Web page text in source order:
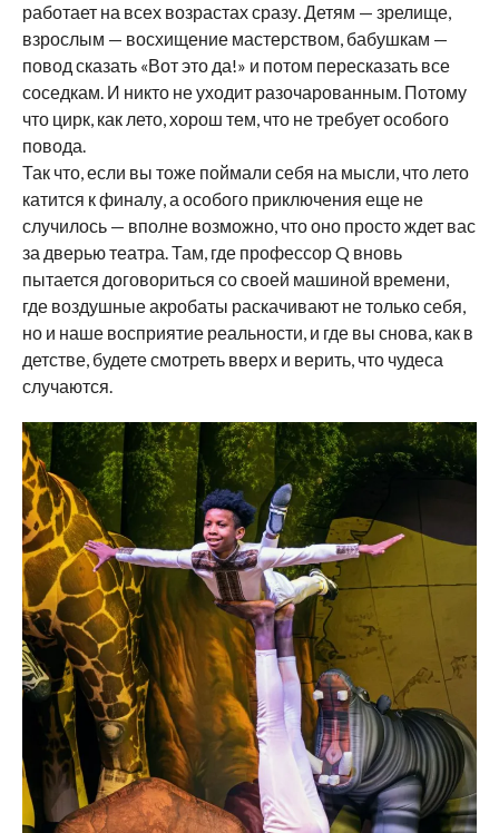
работает на всех возрастах сразу. Детям — зрелище,
взрослым — восхищение мастерством, бабушкам —
повод сказать «Вот это да!» и потом пересказать все
соседкам. И никто не уходит разочарованным. Потому
что цирк, как лето, хорош тем, что не требует особого
повода.
Так что, если вы тоже поймали себя на мысли, что лето
катится к финалу, а особого приключения еще не
случилось — вполне возможно, что оно просто ждет вас
за дверью театра. Там, где профессор Q вновь
пытается договориться со своей машиной времени,
где воздушные акробаты раскачивают не только себя,
но и наше восприятие реальности, и где вы снова, как в
детстве, будете смотреть вверх и верить, что чудеса
случаются.